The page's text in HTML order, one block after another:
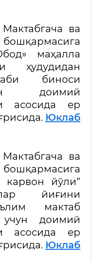
ва
маҳалла
ҳудудидан
биноси
доимий
асосида ер
Юклаб
ва
карвон йўли”
йиғини
мактаб
доимий
асосида ер
Юклаб